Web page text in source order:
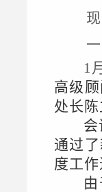
1
高级
处长
通过
度工作